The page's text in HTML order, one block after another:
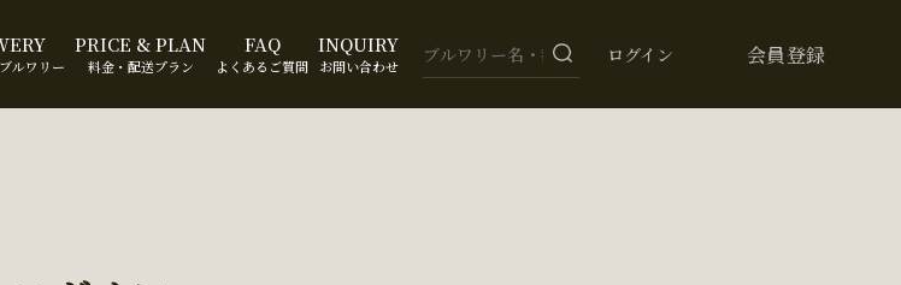
ルワリー
PRICE & PLAN
料金・配送プラン
FAQ
よくあるご質問
INQUIRY
お問い合わせ ログイン 会員登録